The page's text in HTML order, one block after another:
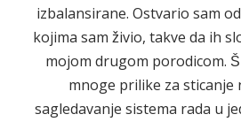
izbalansirane. Ostvario sam
kojima sam živio, takve da ih
mojom drugom porodicom.
mnoge prilike za sticanje
sagledavanje sistema rada u